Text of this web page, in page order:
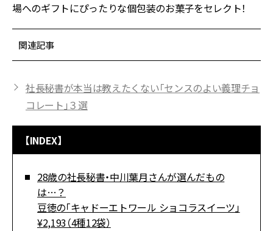
場へのギフトにぴったりな個包装のお菓子をセレクト！
関連記事
社長秘書が本当は教えたくない「センスのよい義理チョ
コレート」３選
【INDEX】
28歳の社長秘書・中川葉月さんが選んだもの
は…？
豆徳の「キャドーエトワール ショコラスイーツ」
¥2,193（4種12袋）